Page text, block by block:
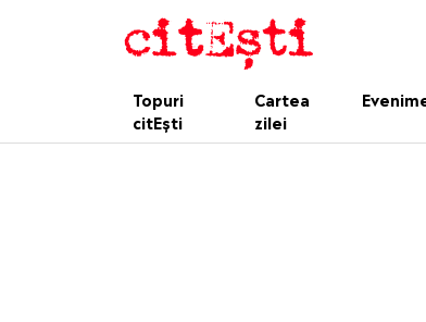
Topuri
citEști
Cartea
zilei